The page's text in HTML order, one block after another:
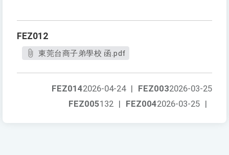
FEZ012
東莞台商子弟學校 函.pdf
FEZ0032026-03-25
FEZ0142026-04-24 |
FEZ0042026-03-25 |
FEZ005132 |